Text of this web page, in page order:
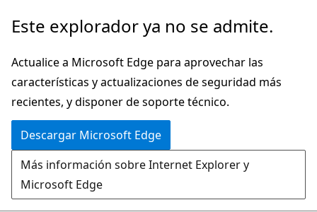
Ir
contenido
principal
Este explorador ya no se admite.
Actualice a Microsoft Edge para aprovechar las
características y actualizaciones de seguridad más
recientes, y disponer de soporte técnico.
Descargar Microsoft Edge
Más información sobre Internet Explorer y
Microsoft Edge